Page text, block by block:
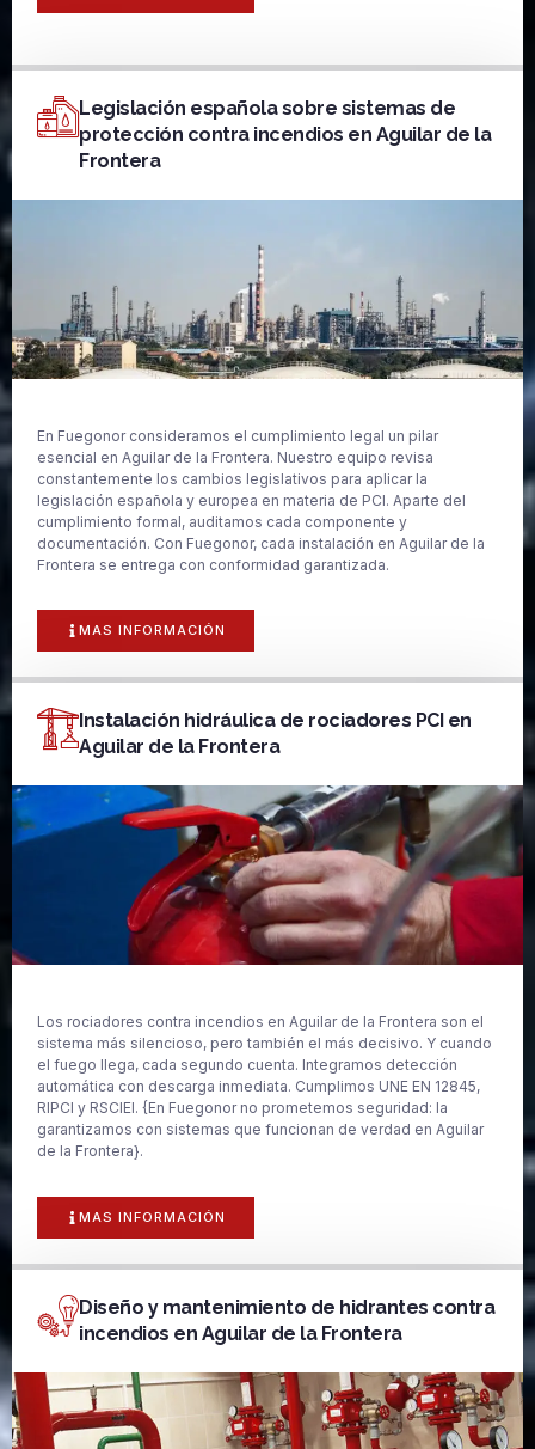
Legislación española sobre sistemas de
protección contra incendios en Aguilar de la
Frontera
En Fuegonor consideramos el cumplimiento legal un pilar
esencial en Aguilar de la Frontera. Nuestro equipo revisa
constantemente los cambios legislativos para aplicar la
legislación española y europea en materia de PCI. Aparte del
cumplimiento formal, auditamos cada componente y
documentación. Con Fuegonor, cada instalación en Aguilar de la
Frontera se entrega con conformidad garantizada.
MAS INFORMACIÓN
Instalación hidráulica de rociadores PCI en
Aguilar de la Frontera
Los rociadores contra incendios en Aguilar de la Frontera son el
sistema más silencioso, pero también el más decisivo. Y cuando
el fuego llega, cada segundo cuenta. Integramos detección
automática con descarga inmediata. Cumplimos UNE EN 12845,
RIPCI y RSCIEI. {En Fuegonor no prometemos seguridad: la
garantizamos con sistemas que funcionan de verdad en Aguilar
de la Frontera}.
MAS INFORMACIÓN
Diseño y mantenimiento de hidrantes contra
incendios en Aguilar de la Frontera